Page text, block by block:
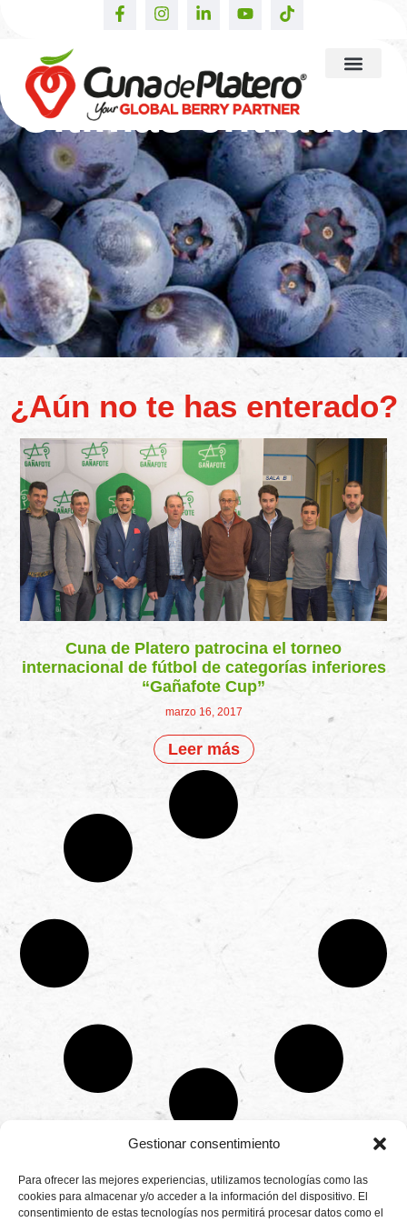
Gestionar consentimiento
Para ofrecer las mejores experiencias, utilizamos tecnologías como las
cookies para almacenar y/o acceder a la información del dispositivo. El
consentimiento de estas tecnologías nos permitirá procesar datos como el
Últimas entradas
¿Aún no te has enterado?
Cuna de Platero patrocina el torneo
internacional de fútbol de categorías inferiores
“Gañafote Cup”
marzo 16, 2017
Leer más
Productores
de
CONTÁCTANOS
Camino de
Montemayor s/n
Aviso legal